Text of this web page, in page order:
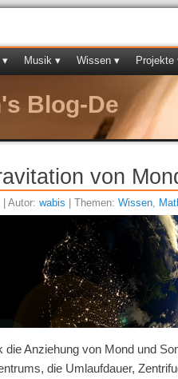
▾ Musik ▾ Wissen ▾ Projekte
Blog-De
von
| Autor:wabis | Themen:Wissen,
die Anziehung von Mond und
die Umlaufdauer,